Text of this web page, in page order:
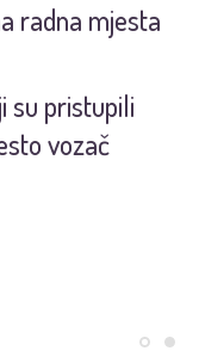
radna mjesta
su pristupili
vozač